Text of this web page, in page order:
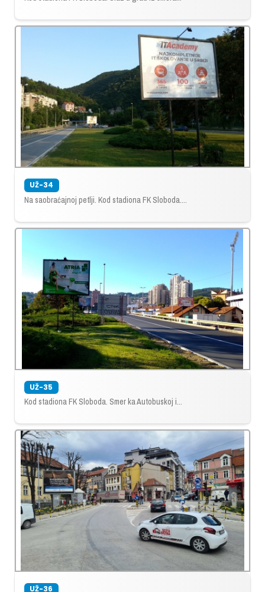
UŽ-34
Na saobraćajnoj petlji. Kod stadiona FK Sloboda....
UŽ-35
Kod stadiona FK Sloboda. Smer ka Autobuskoj i...
UŽ-36